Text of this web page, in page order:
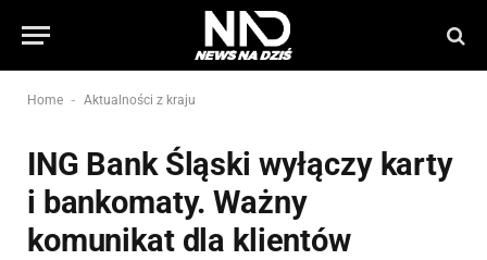
Home - Aktualności z kraju
ING Bank Śląski wyłączy karty
i bankomaty. Ważny
komunikat dla klientów